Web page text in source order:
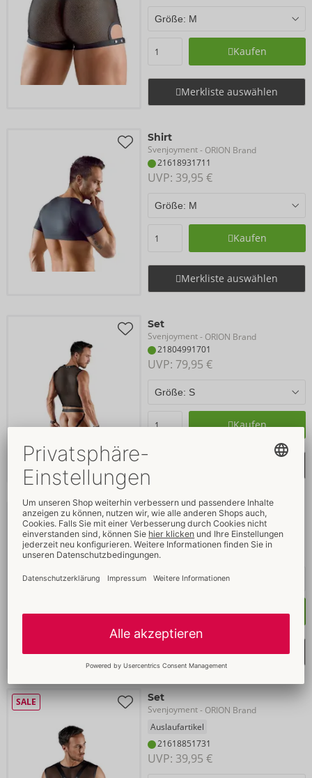
Kaufen
Merkliste auswählen
Shirt
Svenjoyment- ORION Brand
21618931711
UVP: 39,95 €
Kaufen
Merkliste auswählen
Set
Svenjoyment- ORION Brand
21804991701
UVP: 79,95 €
Kaufen
Set
Svenjoyment- ORION Brand
21805021701
UVP: 79,95 €
Kaufen
Merkliste auswählen
SALE Set
Svenjoyment- ORION Brand
Auslaufartikel
21618851731
UVP: 39,95 €